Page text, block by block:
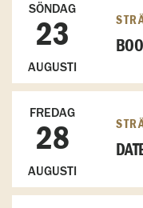
SÖNDAG
23
AUGUSTI
FREDAG
28
AUGUSTI